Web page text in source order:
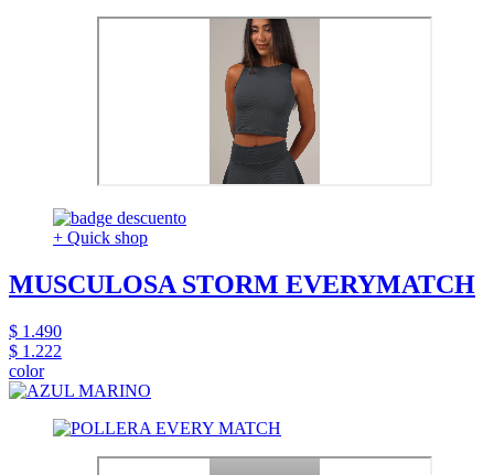
+ Quick shop
MUSCULOSA STORM EVERYMATCH
$ 1.490
$ 1.222
color